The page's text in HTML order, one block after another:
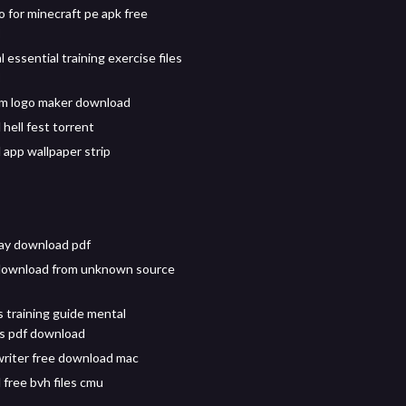
for minecraft pe apk free
essential training exercise files
logo maker download
hell fest torrent
wallpaper strip
download pdf
from unknown source
training guide mental
pdf download
free download mac
bvh files cmu